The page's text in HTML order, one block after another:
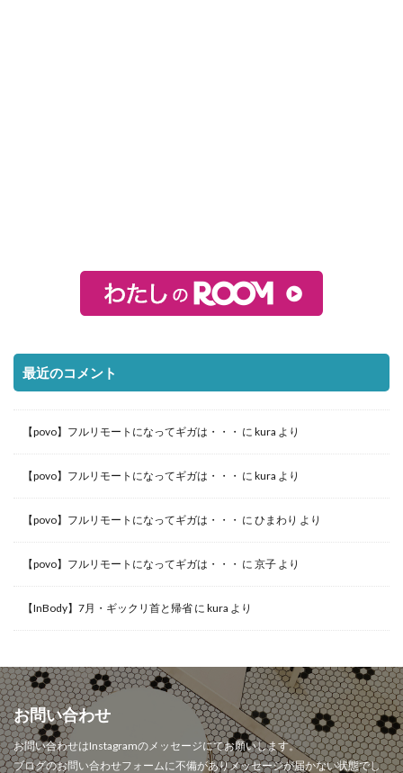
最近のコメント
【povo】フルリモートになってギガは・・・ に kura より
【povo】フルリモートになってギガは・・・ に kura より
【povo】フルリモートになってギガは・・・ に ひまわり より
【povo】フルリモートになってギガは・・・ に 京子 より
【InBody】7月・ギックリ首と帰省 に kura より
お問い合わせ
お問い合わせはInstagramのメッセージにてお願いします。
ブログのお問い合わせフォームに不備がありメッセージが届かない状態でし